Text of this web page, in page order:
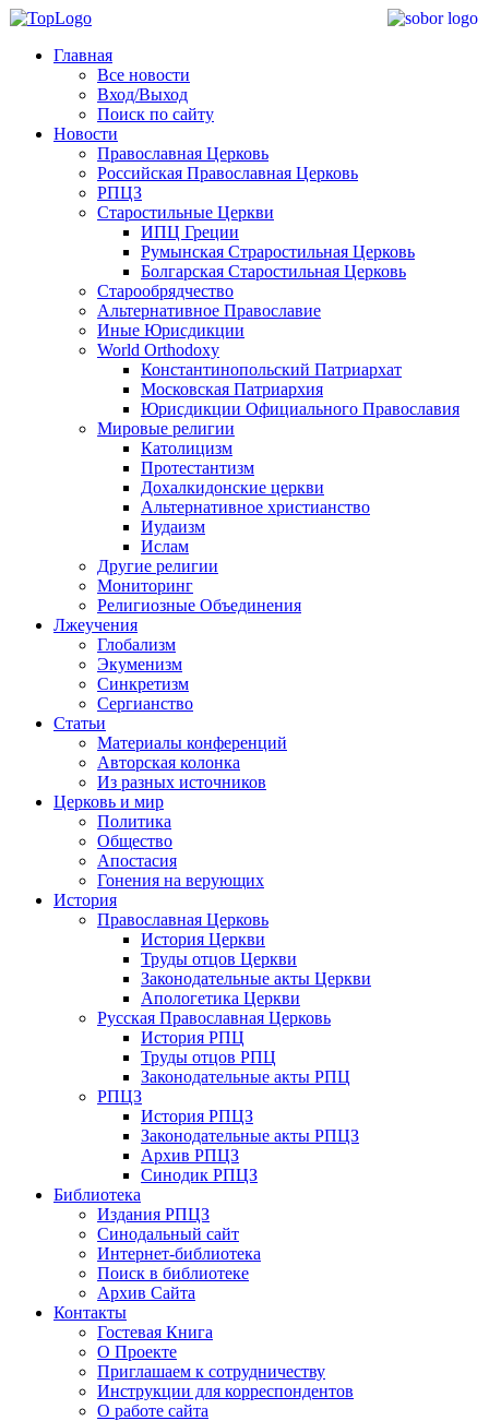
Главная
Все новости
Вход/Выход
Поиск по сайту
Новости
Православная Церковь
Российская Православная Церковь
РПЦЗ
Старостильные Церкви
ИПЦ Греции
Румынская Страростильная Церковь
Болгарская Старостильная Церковь
Старообрядчество
Альтернативное Православие
Иные Юрисдикции
World Orthodoxy
Константинопольский Патриархат
Московская Патриархия
Юрисдикции Официального Православия
Мировые религии
Католицизм
Протестантизм
Дохалкидонские церкви
Альтернативное христианство
Иудаизм
Ислам
Другие религии
Мониторинг
Религиозные Объединения
Лжеучения
Глобализм
Экуменизм
Синкретизм
Сергианство
Статьи
Материалы конференций
Авторская колонка
Из разных источников
Церковь и мир
Политика
Общество
Апостасия
Гонения на верующих
История
Православная Церковь
История Церкви
Труды отцов Церкви
Законодательные акты Церкви
Апологетика Церкви
Русская Православная Церковь
История РПЦ
Труды отцов РПЦ
Законодательные акты РПЦ
РПЦЗ
История РПЦЗ
Законодательные акты РПЦЗ
Архив РПЦЗ
Синодик РПЦЗ
Библиотека
Издания РПЦЗ
Синодальный сайт
Интернет-библиотека
Поиск в библиотеке
Архив Сайта
Контакты
Гостевая Книга
О Проекте
Приглашаем к сотрудничеству
Инструкции для корреспондентов
О работе сайта